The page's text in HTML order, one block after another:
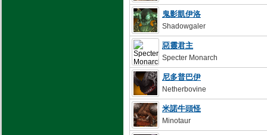
鬼影凱伊洛
Shadowgaler
惡靈君主
Specter Monarch
尼多普巴伊
Netherbovine
米諾牛頭怪
Minotaur